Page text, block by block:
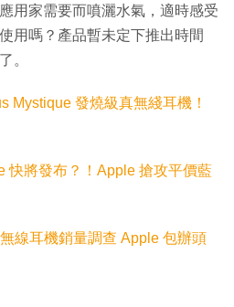
用家需要而噴灑水氣，適時感受
用嗎？產品暫未定下推出時間
。
Mystique 發燒級真無綫耳機！
快將發布？！Apple 搶攻平價藍
線耳機銷量調查 Apple 包辦頭